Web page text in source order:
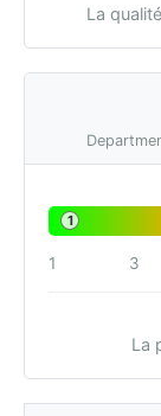
La
1
1 3
La